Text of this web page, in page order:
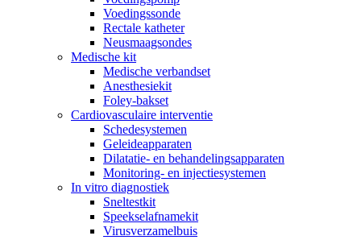
Voedingssonde
Rectale katheter
Neusmaagsondes
Medische kit
Medische verbandset
Anesthesiekit
Foley-bakset
Cardiovasculaire interventie
Schedesystemen
Geleideapparaten
Dilatatie- en behandelingsapparaten
Monitoring- en injectiesystemen
In vitro diagnostiek
Sneltestkit
Speekselafnamekit
Virusverzamelbuis